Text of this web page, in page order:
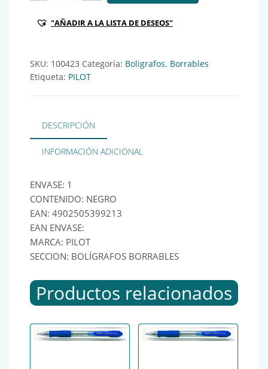
"AÑADIR A LA LISTA DE DESEOS"
SKU: 100423 Categoría: Boligrafos. Borrables
Etiqueta: PILOT
DESCRIPCIÓN
INFORMACIÓN ADICIONAL
ENVASE: 1
CONTENIDO: NEGRO
EAN: 4902505399213
EAN ENVASE:
MARCA: PILOT
SECCION: BOLÍGRAFOS BORRABLES
Productos relacionados